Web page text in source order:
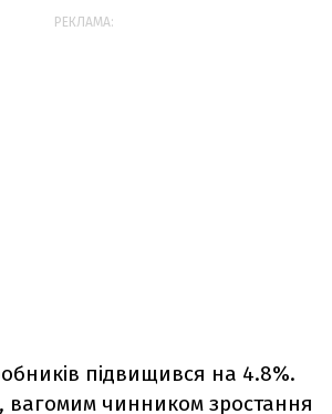
РЕКЛАМА:
підвищився на 4.8%.
вагомим чинником зростання